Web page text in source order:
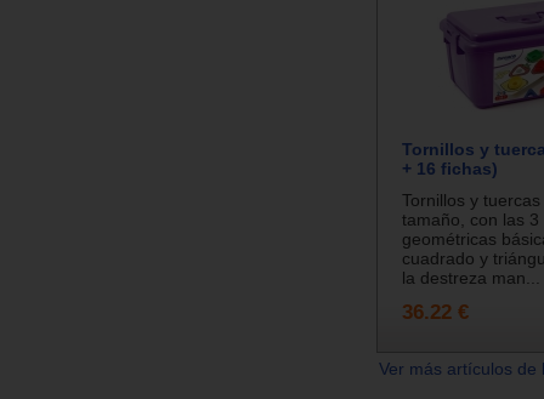
Tornillos y
+ 16 fichas)
Tornillos y
tamaño, con las 3
geométricas
cuadrado y
la destreza man...
36.22 €
Ver más artículos